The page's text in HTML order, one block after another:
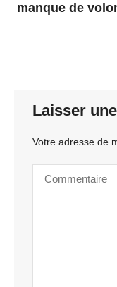
manque de
Laisser
Votre adresse de